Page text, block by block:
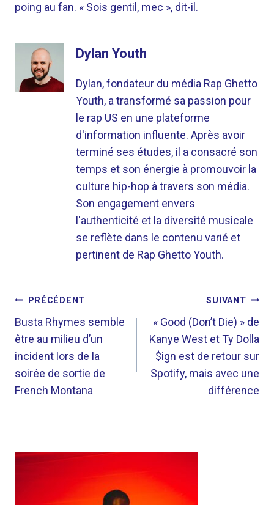
poing au fan. « Sois gentil, mec », dit-il.
Dylan Youth
Dylan, fondateur du média Rap Ghetto
Youth, a transformé sa passion pour
le rap US en une plateforme
d'information influente. Après avoir
terminé ses études, il a consacré son
temps et son énergie à promouvoir la
culture hip-hop à travers son média.
Son engagement envers
l'authenticité et la diversité musicale
se reflète dans le contenu varié et
pertinent de Rap Ghetto Youth.
NAVIGATION
DE
L’ARTICLE
PRÉCÉDENT
Busta Rhymes semble
être au milieu d’un
incident lors de la
soirée de sortie de
French Montana
SUIVANT
« Good (Don’t Die) » de
Kanye West et Ty Dolla
$ign est de retour sur
Spotify, mais avec une
différence